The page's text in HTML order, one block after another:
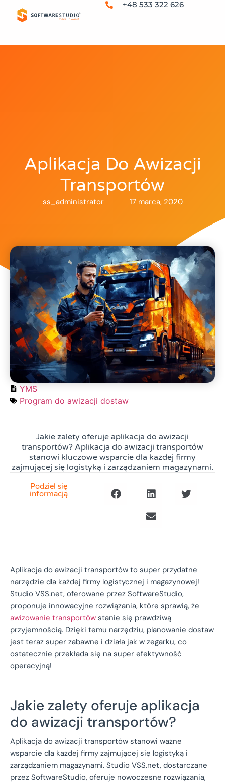
+48 533 322 626
Aplikacja Do Awizacji
Transportów
ss_administrator 17 marca, 2020
YMS
Program do awizacji dostaw
Jakie zalety oferuje aplikacja do awizacji
transportów? Aplikacja do awizacji transportów
stanowi kluczowe wsparcie dla każdej firmy
zajmującej się logistyką i zarządzaniem magazynami.
Podziel się
informacją
Aplikacja do awizacji transportów to super przydatne
narzędzie dla każdej firmy logistycznej i magazynowej!
Studio VSS.net, oferowane przez SoftwareStudio,
proponuje innowacyjne rozwiązania, które sprawią, że
awizowanie transportów stanie się prawdziwą
przyjemnością. Dzięki temu narzędziu, planowanie dostaw
jest teraz super zabawne i działa jak w zegarku, co
ostatecznie przekłada się na super efektywność
operacyjną!
Jakie zalety oferuje aplikacja
do awizacji transportów?
Aplikacja do awizacji transportów stanowi ważne
wsparcie dla każdej firmy zajmującej się logistyką i
zarządzaniem magazynami. Studio VSS.net, dostarczane
przez SoftwareStudio, oferuje nowoczesne rozwiązania,